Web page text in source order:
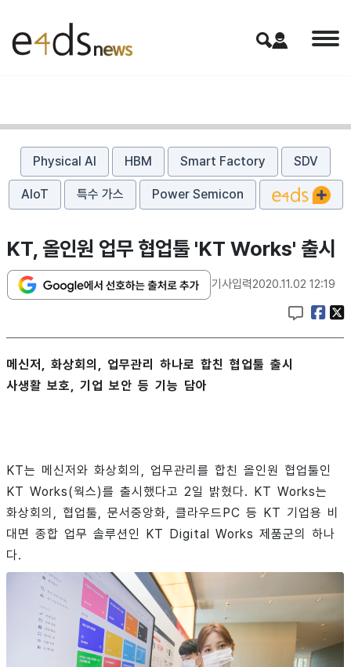
Physical AI HBM Smart Factory SDV
AIoT 특수 가스 Power Semicon
KT, 올인원 업무 협업툴 'KT Works' 출시
기사입력2020.11.02 12:19
메신저, 화상회의, 업무관리 하나로 합친 협업툴 출시
사생활 보호, 기업 보안 등 기능 담아
KT는 메신저와 화상회의, 업무관리를 합친 올인원 협업툴인
KT Works(웍스)를 출시했다고 2일 밝혔다. KT Works는
화상회의, 협업툴, 문서중앙화, 클라우드PC 등 KT 기업용 비
대면 종합 업무 솔루션인 KT Digital Works 제품군의 하나
다.